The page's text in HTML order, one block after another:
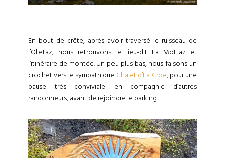
En bout de crête, après avoir traversé le ruisseau de
l’Olletaz, nous retrouvons le lieu-dit La Mottaz et
l’itinéraire de montée. Un peu plus bas, nous faisons un
crochet vers le sympathique Chalet d’La Croë, pour une
pause très conviviale en compagnie d’autres
randonneurs, avant de rejoindre le parking.